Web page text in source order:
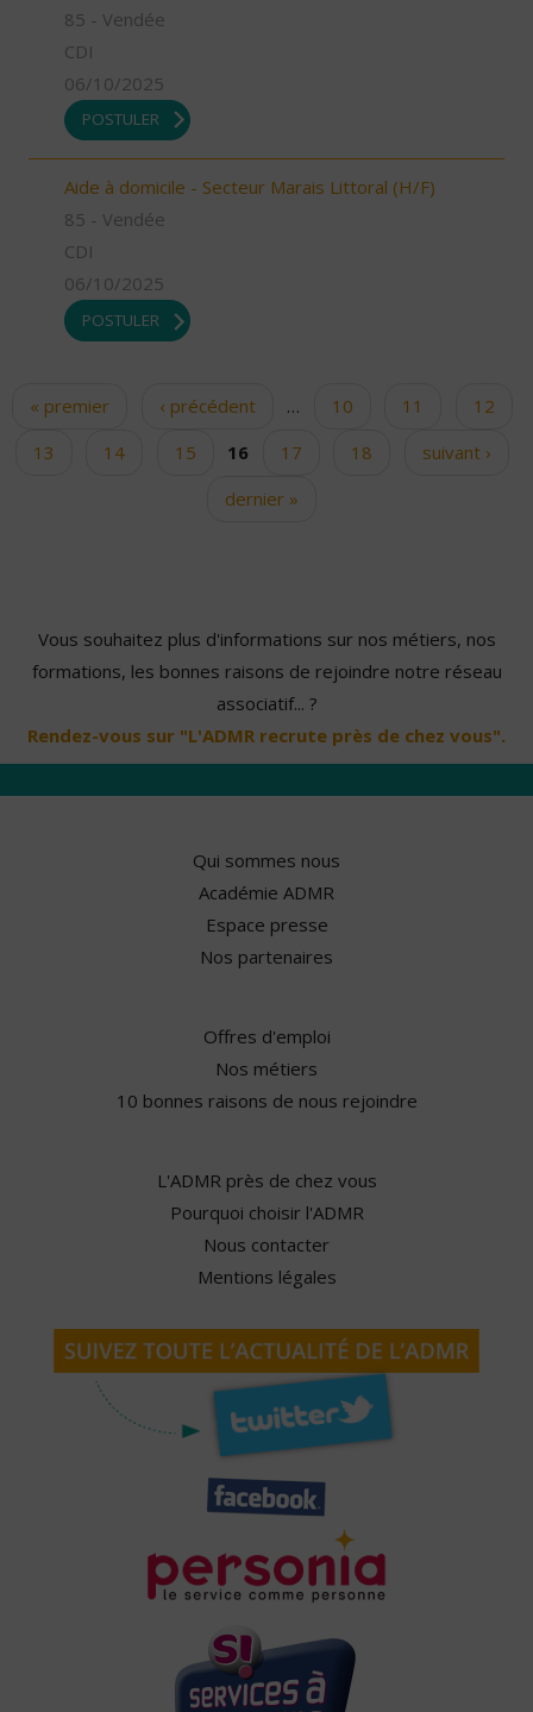
85 - Vendée
CDI
06/10/2025
POSTULER
Aide à domicile - Secteur Marais Littoral (H/F)
85 - Vendée
CDI
06/10/2025
POSTULER
Pages
« premier ‹ précédent … 10 11
12
13
14 15 16 17 18
suivant ›
dernier »
Vous souhaitez plus d'informations sur nos métiers, nos
formations, les bonnes raisons de rejoindre notre réseau
associatif... ?
Rendez-vous sur "L'ADMR recrute près de chez vous".
Qui sommes nous
Académie ADMR
Espace presse
Nos partenaires
Offres d'emploi
Nos métiers
10 bonnes raisons de nous rejoindre
L'ADMR près de chez vous
Pourquoi choisir l'ADMR
Nous contacter
Mentions légales